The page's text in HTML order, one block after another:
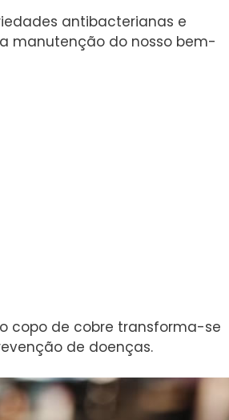
antibacterianas e
manutenção do nosso bem-
copo de cobre transforma-se
de doenças.